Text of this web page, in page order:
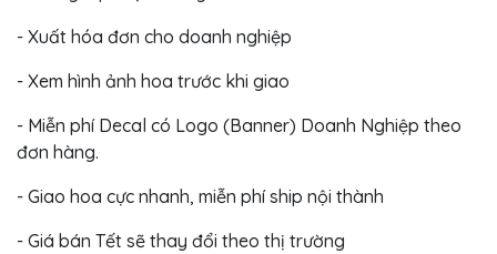
- Xuất hóa đơn cho doanh nghiệp
- Xem hình ảnh hoa trước khi giao
- Miễn phí Decal có Logo (Banner) Doanh Nghiệp theo
đơn hàng.
- Giao hoa cực nhanh, miễn phí ship nội thành
- Giá bán Tết sẽ thay đổi theo thị trường